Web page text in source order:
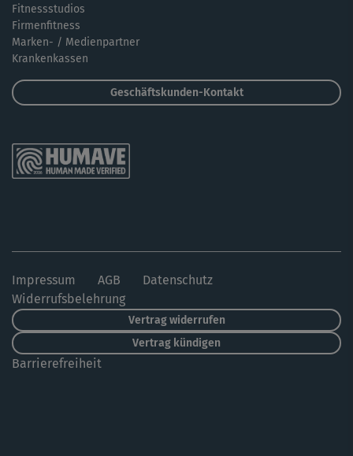
Fitnessstudios
Firmenfitness
Marken- / Medienpartner
Krankenkassen
Geschäftskunden-Kontakt
Impressum AGB
Datenschutz
Widerrufsbelehrung
Vertrag widerrufen
Vertrag kündigen
Barrierefreiheit